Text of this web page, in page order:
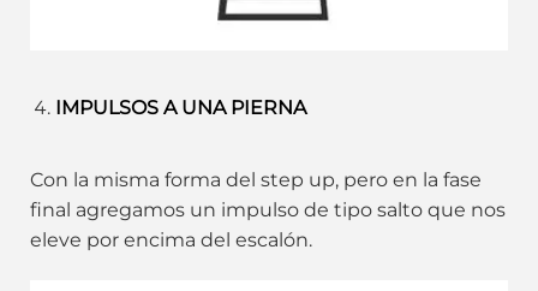
IMPULSOS A UNA PIERNA
Con la misma forma del step up, pero en la fase
final agregamos un impulso de tipo salto que nos
eleve por encima del escalón.